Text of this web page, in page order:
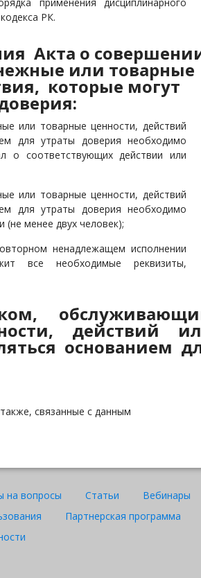
РК.
Акта о
или товарные
которые могут
или товарные ценности, действий
для утраты доверия необходимо
о соответствующих действии или
или товарные ценности, действий
для утраты доверия необходимо
(не менее двух человек);
ненадлежащем исполнении
все необходимые реквизиты,
действий
основанием
связанные с данным
на вопросы Статьи Вебинары
Партнерская программа